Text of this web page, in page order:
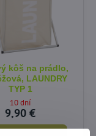
kôš na prádlo,
LAUNDRY
TYP 1
10 dní
9,90 €